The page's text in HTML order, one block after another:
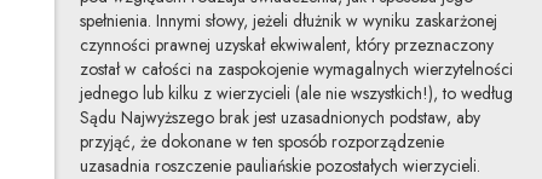
spełnienia. Innymi słowy, jeżeli dłużnik w wyniku zaskarżonej
czynności prawnej uzyskał ekwiwalent, który przeznaczony
został w całości na zaspokojenie wymagalnych wierzytelności
jednego lub kilku z wierzycieli (ale nie wszystkich!), to według
Sądu Najwyższego brak jest uzasadnionych podstaw, aby
przyjąć, że dokonane w ten sposób rozporządzenie
uzasadnia roszczenie pauliańskie pozostałych wierzycieli.